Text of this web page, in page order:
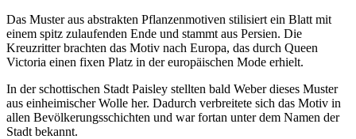
Das Muster aus abstrakten Pflanzenmotiven stilisiert ein Blatt mit
einem spitz zulaufenden Ende und stammt aus Persien. Die
Kreuzritter brachten das Motiv nach Europa, das durch Queen
Victoria einen fixen Platz in der europäischen Mode erhielt.
In der schottischen Stadt Paisley stellten bald Weber dieses Muster
aus einheimischer Wolle her. Dadurch verbreitete sich das Motiv in
allen Bevölkerungsschichten und war fortan unter dem Namen der
Stadt bekannt.